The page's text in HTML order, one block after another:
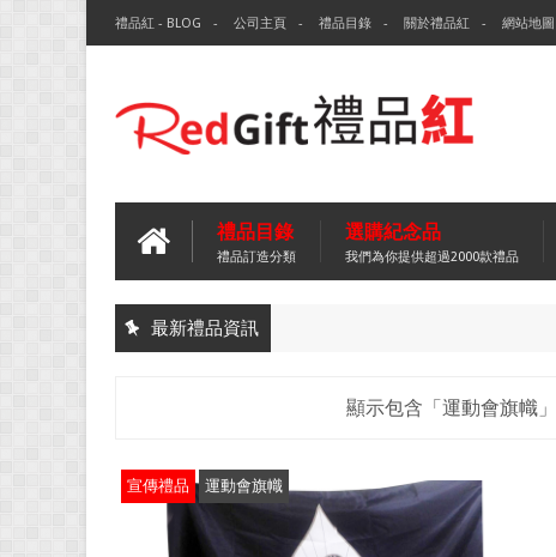
禮品紅 - BLOG 公司主頁 禮品目錄 關於禮品紅 網站地圖
禮品目錄
禮品訂造分類
選購紀念品
我們為你提供超過2000款禮品
最新禮品資訊
顯示包含「運動會旗幟」
宣傳禮品 運動會旗幟